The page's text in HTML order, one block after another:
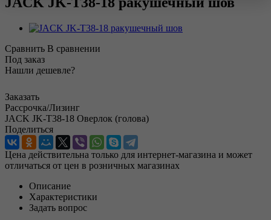
Сравнить В сравнении
Под заказ
Нашли дешевле?
Заказать
Рассрочка/Лизинг
JACK JK-T38-18 Оверлок (голова)
Поделиться
Цена действительна только для интернет-магазина и может
отличаться от цен в розничных магазинах
Описание
Характеристики
Задать вопрос